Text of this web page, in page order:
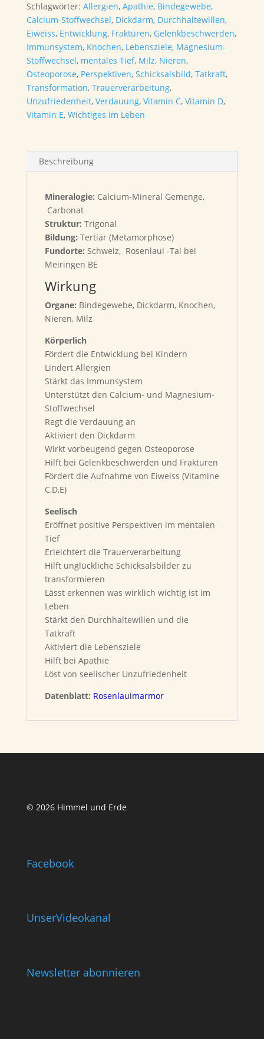
Schlagwörter: Allergien, Apathie, Bindegewebe,
Calcium-Stoffwechsel, Dickdarm, Durchhaltewillen,
Eiweiss, Entwicklung, Frakturen, Gelenkbeschwerden,
Immunsystem, Knochen, Lebensziele, Magnesium-
Stoffwechsel, mentales Tief, Milz, Nieren,
Osteoporose, Perspektiven, Schicksalsbild, Tatkraft,
Transformation, Trauerverarbeitung,
Unzufriedenheit, Verdauung, Vitamin C, Vitamin D,
Vitamin E, Wichtiges im Leben
Beschreibung
Mineralogie: Calcium-Mineral Gemenge,
Carbonat
Struktur: Trigonal
Bildung: Tertiär (Metamorphose)
Fundorte: Schweiz, Rosenlaui -Tal bei
Meiringen BE
Wirkung
Organe: Bindegewebe, Dickdarm, Knochen,
Nieren, Milz
Körperlich
Fördert die Entwicklung bei Kindern
Lindert Allergien
Stärkt das Immunsystem
Unterstützt den Calcium- und Magnesium-
Stoffwechsel
Regt die Verdauung an
Aktiviert den Dickdarm
Wirkt vorbeugend gegen Osteoporose
Hilft bei Gelenkbeschwerden und Frakturen
Fördert die Aufnahme von Eiweiss (Vitamine
C,D,E)
Seelisch
Eröffnet positive Perspektiven im mentalen
Tief
Erleichtert die Trauerverarbeitung
Hilft unglückliche Schicksalsbilder zu
transformieren
Lässt erkennen was wirklich wichtig ist im
Leben
Stärkt den Durchhaltewillen und die
Tatkraft
Aktiviert die Lebensziele
Hilft bei Apathie
Löst von seelischer Unzufriedenheit
Datenblatt: Rosenlauimarmor
© 2026 Himmel und Erde
Facebook
UnserVideokanal
Newsletter abonnieren